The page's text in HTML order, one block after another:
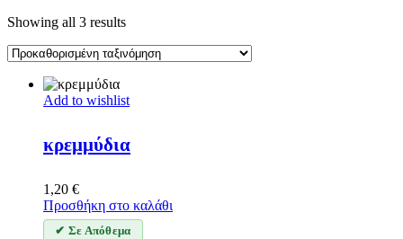
Showing all 3 results
Add to wishlist
κρεμμύδια
1,20 €
Προσθήκη στο καλάθι
✔ Σε Απόθεμα